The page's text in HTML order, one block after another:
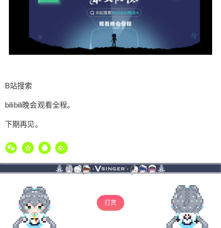
B站搜索
bilibili晚会观看全程。
下期再见。
打赏